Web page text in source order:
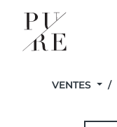
VENTES